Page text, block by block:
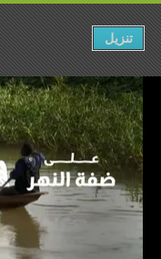
تنزيل